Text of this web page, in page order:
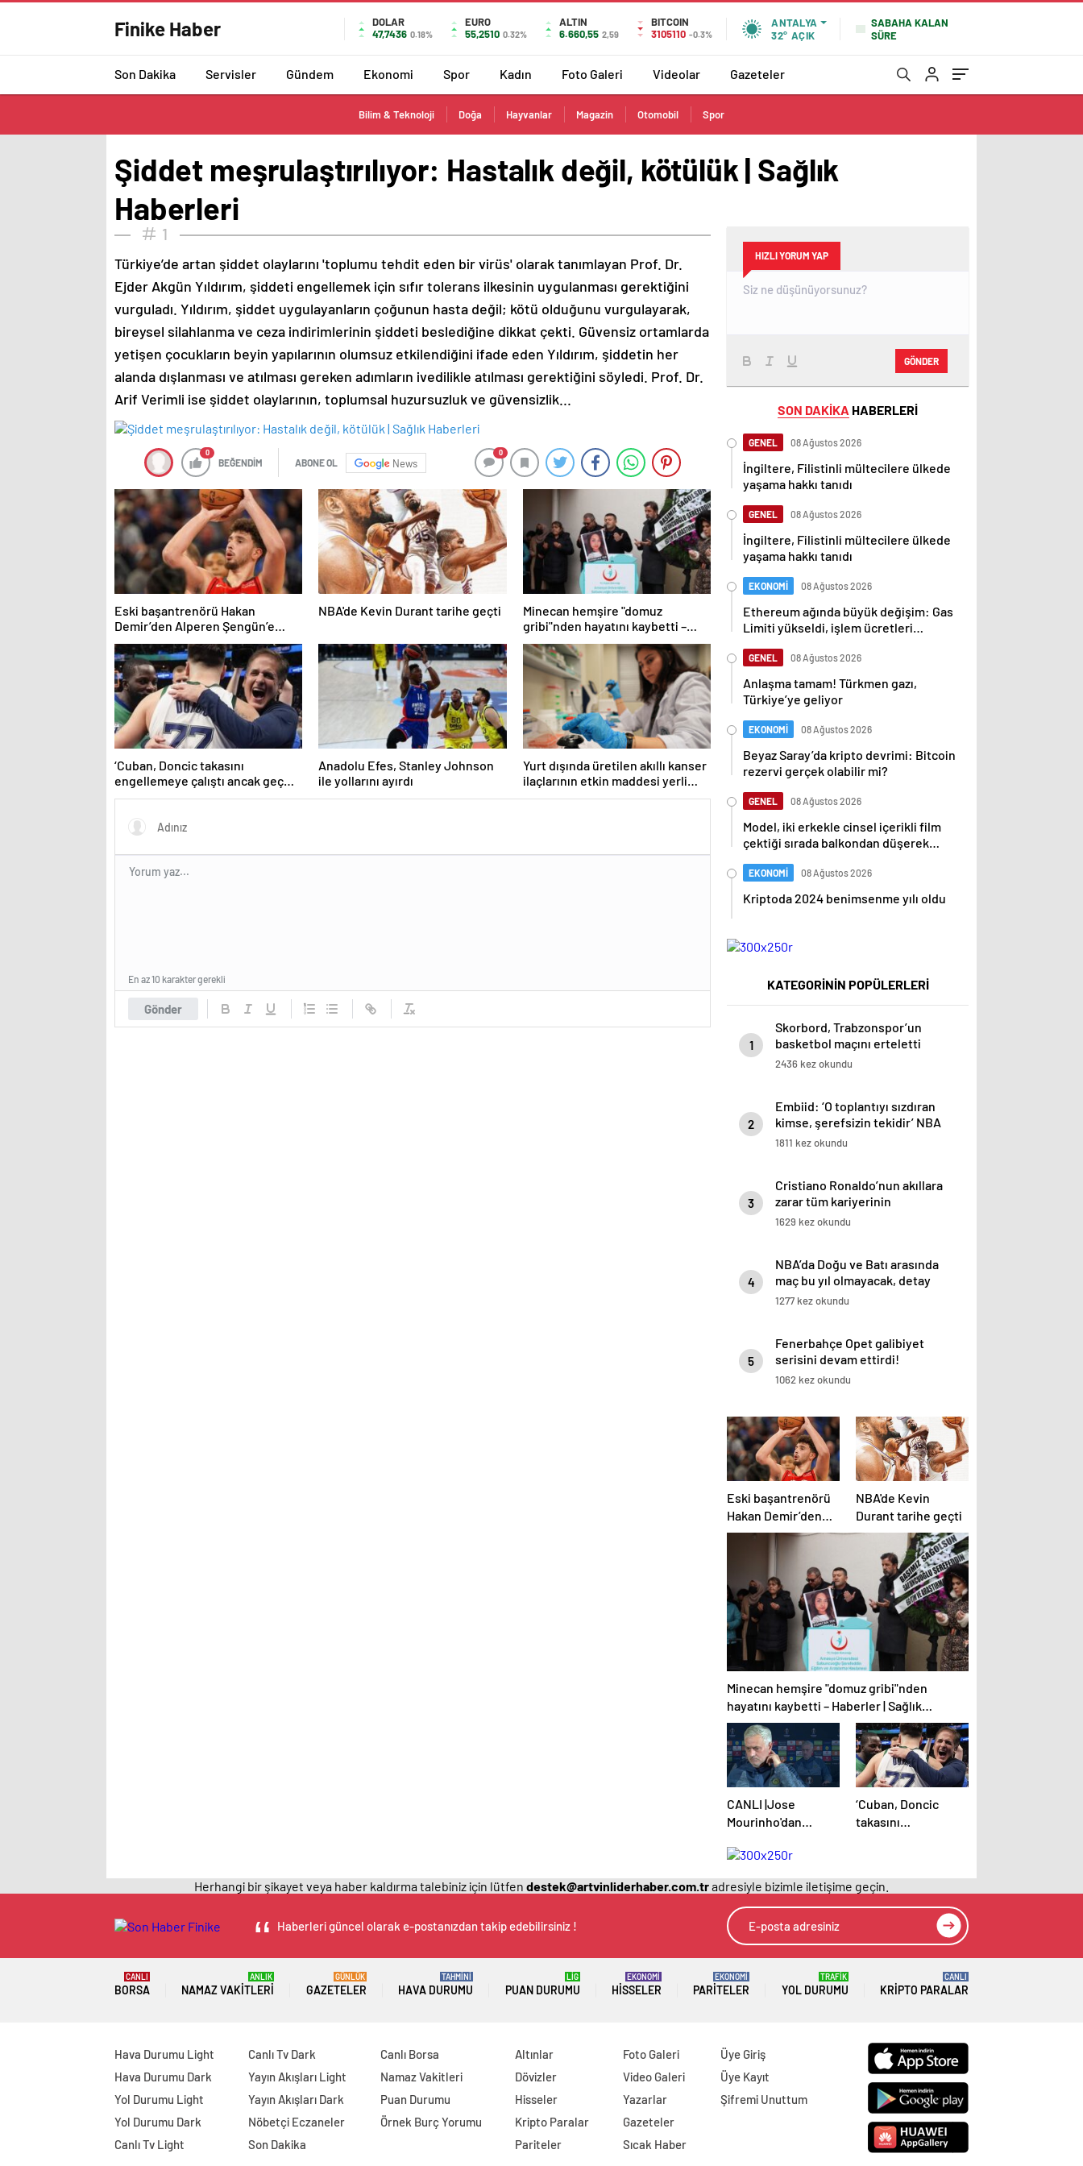
Finike Haber
DOLAR
47,7436 0.18%
EURO
55,2510 0.32%
ALTIN
6.660,55 2,59
BITCOIN
3105110 -0.3%
ANTALYA
32° AÇIK
SABAHA KALAN
SÜRE
Son Dakika Servisler Gündem Ekonomi Spor Kadın Foto Galeri Videolar Gazeteler
Bilim & Teknoloji Doğa Hayvanlar Magazin Otomobil Spor
Şiddet meşrulaştırılıyor: Hastalık değil, kötülük | Sağlık
Haberleri
1
Türkiye’de artan şiddet olaylarını 'toplumu tehdit eden bir virüs' olarak tanımlayan Prof. Dr.
Ejder Akgün Yıldırım, şiddeti engellemek için sıfır tolerans ilkesinin uygulanması gerektiğini
vurguladı. Yıldırım, şiddet uygulayanların çoğunun hasta değil; kötü olduğunu vurgulayarak,
bireysel silahlanma ve ceza indirimlerinin şiddeti beslediğine dikkat çekti. Güvensiz ortamlarda
yetişen çocukların beyin yapılarının olumsuz etkilendiğini ifade eden Yıldırım, şiddetin her
alanda dışlanması ve atılması gereken adımların ivedilikle atılması gerektiğini söyledi. Prof. Dr.
Arif Verimli ise şiddet olaylarının, toplumsal huzursuzluk ve güvensizlik...
0
BEĞENDİM ABONE OL News
0
Eski başantrenörü Hakan
Demir’den Alperen Şengün’e
övgü
NBA'de Kevin Durant tarihe geçti
Minecan hemşire "domuz
gribi"nden hayatını kaybetti –
Haberler | Sağlık Haberleri
‘Cuban, Doncic takasını
engellemeye çalıştı ancak geç
kaldı’ iddiası! NBA Haberleri
Anadolu Efes, Stanley Johnson
ile yollarını ayırdı
Yurt dışında üretilen akıllı kanser
ilaçlarının etkin maddesi yerli
imkanlarla geliştirildi | Sağlık
Gönder
En az 10 karakter gerekli
HIZLI YORUM YAP
GÖNDER
SON DAKİKA HABERLERİ
GENEL 08 Ağustos 2026
İngiltere, Filistinli mültecilere ülkede
yaşama hakkı tanıdı
GENEL 08 Ağustos 2026
İngiltere, Filistinli mültecilere ülkede
yaşama hakkı tanıdı
EKONOMİ 08 Ağustos 2026
Ethereum ağında büyük değişim: Gas
Limiti yükseldi, işlem ücretleri
GENEL 08 Ağustos 2026
Anlaşma tamam! Türkmen gazı,
Türkiye’ye geliyor
EKONOMİ 08 Ağustos 2026
Beyaz Saray’da kripto devrimi: Bitcoin
rezervi gerçek olabilir mi?
GENEL 08 Ağustos 2026
Model, iki erkekle cinsel içerikli film
çektiği sırada balkondan düşerek
EKONOMİ 08 Ağustos 2026
Kriptoda 2024 benimsenme yılı oldu
KATEGORİNİN POPÜLERLERİ
1
Skorbord, Trabzonspor’un
basketbol maçını erteletti
2436 kez okundu
2
Embiid: ‘O toplantıyı sızdıran
kimse, şerefsizin tekidir’ NBA
Haberleri
1811 kez okundu
3
Cristiano Ronaldo’nun akıllara
zarar tüm kariyerinin
istatistiğini çıkardık !
1629 kez okundu
4
NBA’da Doğu ve Batı arasında
maç bu yıl olmayacak, detay
haberimizde.
1277 kez okundu
5
Fenerbahçe Opet galibiyet
serisini devam ettirdi!
1062 kez okundu
Eski başantrenörü
Hakan Demir’den
Alperen Şengün’e
NBA'de Kevin
Durant tarihe geçti
Minecan hemşire "domuz gribi"nden
hayatını kaybetti – Haberler | Sağlık
Haberleri
CANLI |Jose
Mourinho'dan
Icardi yanıtı! 'Kimse
dokunamaz!'
‘Cuban, Doncic
takasını
iddiası! NBA
Haberleri
Herhangi bir şikayet veya haber kaldırma talebiniz için lütfen destek@artvinliderhaber.com.tradresiyle bizimle iletişime geçin.
Haberleri güncel olarak e-postanızdan takip edebilirsiniz !
BORSA
CANLI
NAMAZ VAKITLERI
ANLIK
GAZETELER
GÜNLÜK
HAVA DURUMU
TAHMİNİ
PUAN DURUMU
LİG
HISSELER
EKONOMİ
PARITELER
EKONOMİ
YOL DURUMU
TRAFİK
KRIPTO PARALAR
CANLI
Hava Durumu Light
Hava Durumu Dark
Yol Durumu Light
Yol Durumu Dark
Canlı Tv Light
Canlı Tv Dark
Yayın Akışları Light
Yayın Akışları Dark
Nöbetçi Eczaneler
Son Dakika
Canlı Borsa
Namaz Vakitleri
Puan Durumu
Örnek Burç Yorumu
Altınlar
Dövizler
Hisseler
Kripto Paralar
Pariteler
Foto Galeri
Video Galeri
Yazarlar
Gazeteler
Sıcak Haber
Üye Giriş
Üye Kayıt
Şifremi Unuttum